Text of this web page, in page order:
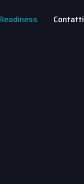
Contatti